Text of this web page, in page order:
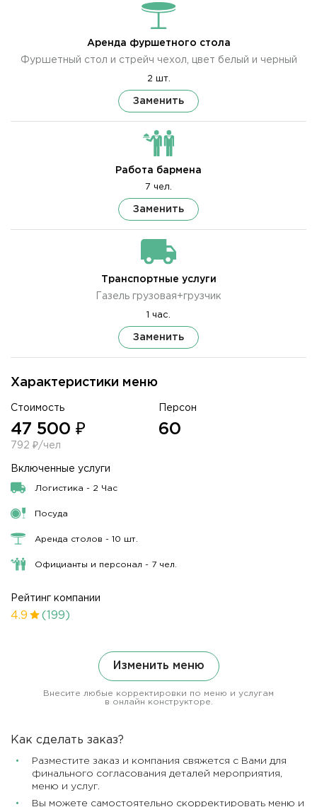
Характеристики меню
Стоимость
47 500 ₽
792 ₽/чел
Персон
60
Включенные услуги
Логистика - 2 Час
Посуда
Аренда столов - 10 шт.
Официанты и персонал - 7 чел.
Рейтинг компании
4.9 (199)
Изменить меню
Внесите любые корректировки по меню и услугам
в онлайн конструкторе.
Аренда фуршетного стола
Фуршетный стол и стрейч чехол, цвет белый и черный
2 шт.
Заменить
Работа бармена
7 чел.
Заменить
Транспортные услуги
Газель грузовая+грузчик
1 час.
Заменить
Как сделать заказ?
Разместите заказ и компания свяжется с Вами для
финального согласования деталей мероприятия,
меню и услуг.
Вы можете самостоятельно скорректировать меню и